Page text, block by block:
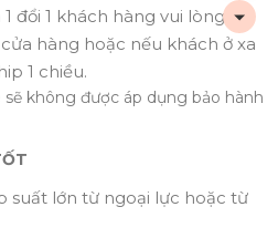
đổi 1 khách hàng vui lòng
hàng hoặc nếu khách ở xa
1 chiều.
sẽ không được áp dụng bảo hành
suất lớn từ ngoại lực hoặc từ